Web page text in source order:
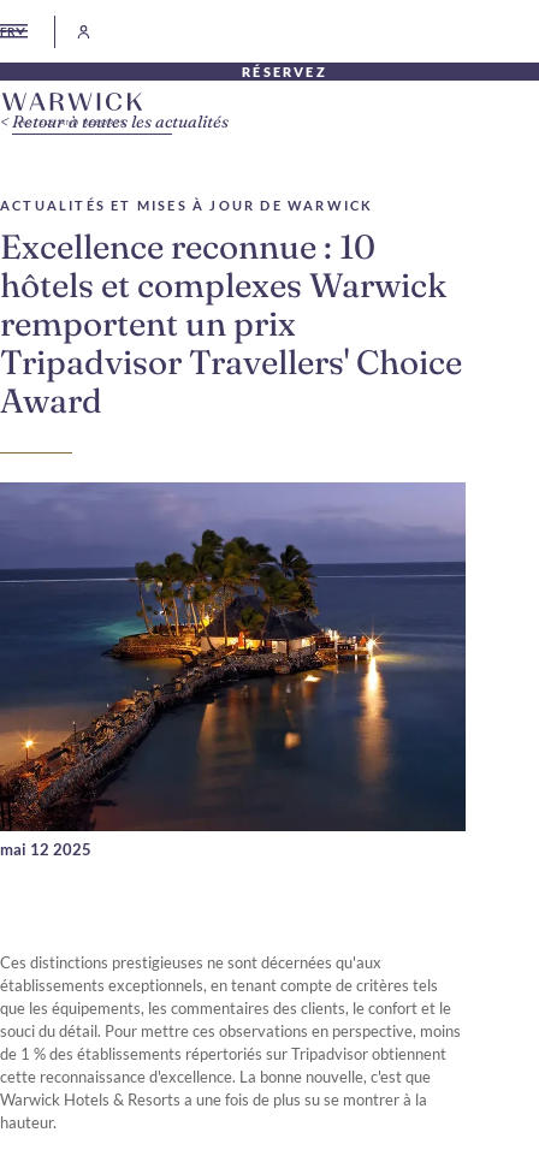
FR
RÉSERVEZ
ACTUALITÉS ET MISES À JOUR DE WARWICK
Excellence reconnue : 10
hôtels et complexes Warwick
remportent un prix
Tripadvisor Travellers' Choice
Award
mai 12 2025
Retour à toutes les actualités
Ces distinctions prestigieuses ne sont décernées qu'aux
établissements exceptionnels, en tenant compte de critères tels
que les équipements, les commentaires des clients, le confort et le
souci du détail. Pour mettre ces observations en perspective, moins
de 1 % des établissements répertoriés sur Tripadvisor obtiennent
cette reconnaissance d'excellence. La bonne nouvelle, c'est que
Warwick Hotels & Resorts a une fois de plus su se montrer à la
hauteur.